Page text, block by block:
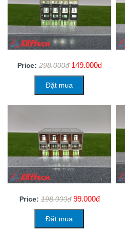
Price: 298.000đ 149.000đ
Đặt mua
Price: 198.000đ 99.000đ
Đặt mua